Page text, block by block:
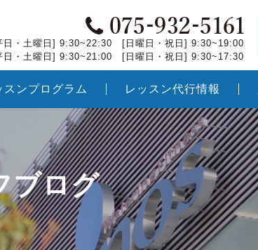
日・土曜日] 9:30~22:30 [日曜日・祝日] 9:30~19:00
日・土曜日] 9:30~21:00 [日曜日・祝日] 9:30~17:30
スンプログラム レッスン代行情報
ブログ